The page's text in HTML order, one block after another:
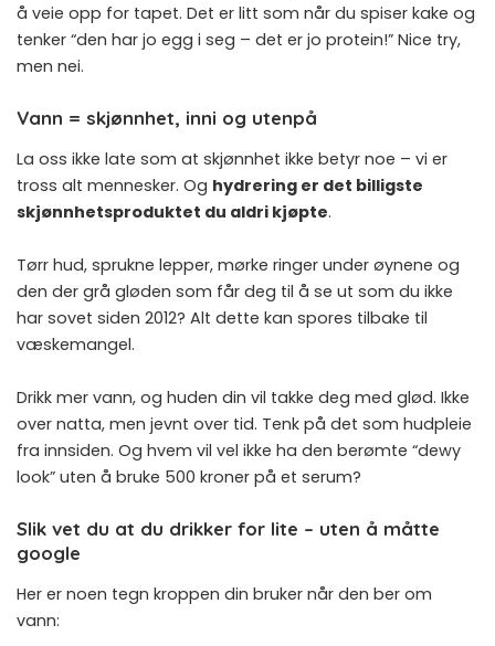
å veie opp for tapet. Det er litt som når du spiser kake og
tenker “den har jo egg i seg – det er jo protein!” Nice try,
men nei.
Vann = skjønnhet, inni og utenpå
La oss ikke late som at skjønnhet ikke betyr noe – vi er
tross alt mennesker. Og hydrering er det billigste
skjønnhetsproduktet du aldri kjøpte.
Tørr hud, sprukne lepper, mørke ringer under øynene og
den der grå gløden som får deg til å se ut som du ikke
har sovet siden 2012? Alt dette kan spores tilbake til
væskemangel.
Drikk mer vann, og huden din vil takke deg med glød. Ikke
over natta, men jevnt over tid. Tenk på det som hudpleie
fra innsiden. Og hvem vil vel ikke ha den berømte “dewy
look” uten å bruke 500 kroner på et serum?
Slik vet du at du drikker for lite – uten å måtte
google
Her er noen tegn kroppen din bruker når den ber om
vann: